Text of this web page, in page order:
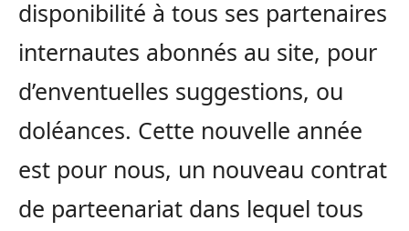
disponibilité à tous ses partenaires
internautes abonnés au site, pour
d’enventuelles suggestions, ou
doléances. Cette nouvelle année
est pour nous, un nouveau contrat
de parteenariat dans lequel tous